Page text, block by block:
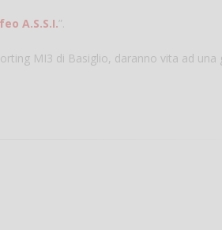
A.S.S.I.”.
MI3 di Basiglio, daranno vita ad una